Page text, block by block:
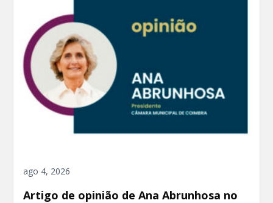
ago 4, 2026
Artigo de opinião de Ana Abrunhosa no